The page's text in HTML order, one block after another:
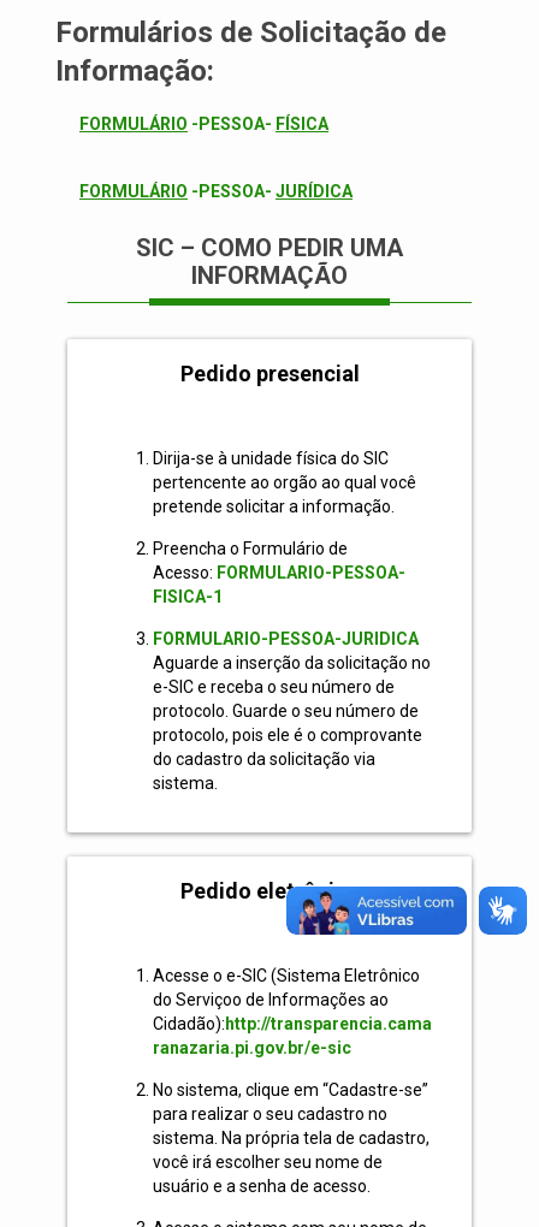
Formulários de Solicitação de
Informação:
FORMULÁRIO -PESSOA- FÍSICA
FORMULÁRIO -PESSOA- JURÍDICA
SIC – COMO PEDIR UMA
INFORMAÇÃO
Pedido presencial
Dirija-se à unidade física do SIC
pertencente ao orgão ao qual você
pretende solicitar a informação.
Preencha o Formulário de
Acesso: FORMULARIO-PESSOA-
FISICA-1
FORMULARIO-PESSOA-JURIDICA
Aguarde a inserção da solicitação no
e-SIC e receba o seu número de
protocolo. Guarde o seu número de
protocolo, pois ele é o comprovante
do cadastro da solicitação via
sistema.
Pedido eletrônico
Acesse o e-SIC (Sistema Eletrônico
do Serviçoo de Informações ao
Cidadão): http://transparencia.cama
ranazaria.pi.gov.br/e-sic
No sistema, clique em “Cadastre-se”
para realizar o seu cadastro no
sistema. Na própria tela de cadastro,
você irá escolher seu nome de
usuário e a senha de acesso.